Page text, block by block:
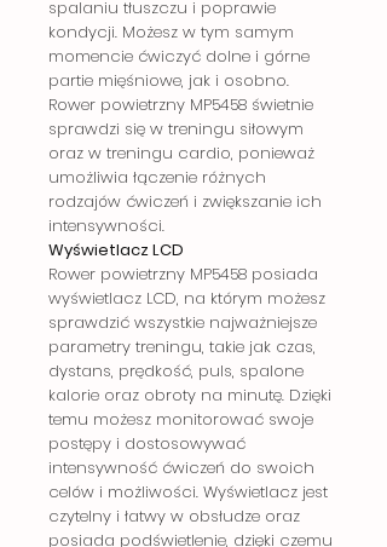
spalaniu tłuszczu i poprawie
kondycji. Możesz w tym samym
momencie ćwiczyć dolne i górne
partie mięśniowe, jak i osobno.
Rower powietrzny MP5458 świetnie
sprawdzi się w treningu siłowym
oraz w treningu cardio, ponieważ
umożliwia łączenie różnych
rodzajów ćwiczeń i zwiększanie ich
intensywności.
Wyświetlacz LCD
Rower powietrzny MP5458 posiada
wyświetlacz LCD, na którym możesz
sprawdzić wszystkie najważniejsze
parametry treningu, takie jak czas,
dystans, prędkość, puls, spalone
kalorie oraz obroty na minutę. Dzięki
temu możesz monitorować swoje
postępy i dostosowywać
intensywność ćwiczeń do swoich
celów i możliwości. Wyświetlacz jest
czytelny i łatwy w obsłudze oraz
posiada podświetlenie, dzięki czemu